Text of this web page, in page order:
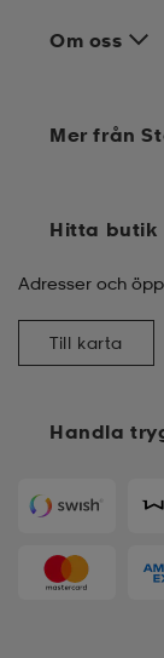
Om oss
Handla
Mer från
Hitta butik
Adresser och
Till karta